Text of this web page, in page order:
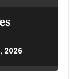
2026